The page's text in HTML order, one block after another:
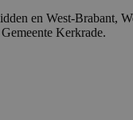
en West-Brabant,
Gemeente Kerkrade.